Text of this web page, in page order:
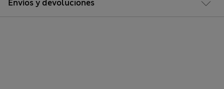
Envíos y devoluciones